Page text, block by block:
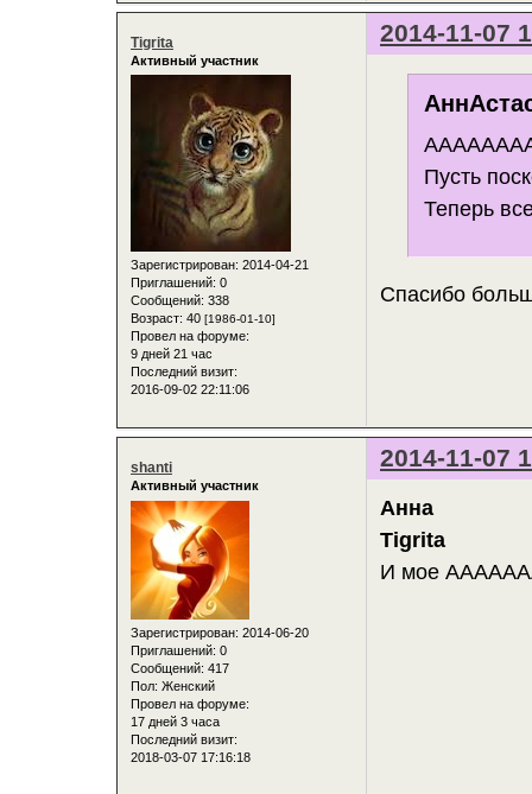
2014-11-07
Tigrita
Активный участник
Зарегистрирован: 2014-04-21
Приглашений: 0
Сообщений: 338
Возраст: 40 [1986-01-10]
Провел на форуме:
9 дней 21 час
Последний визит:
2016-09-02 22:11:06
Пусть
Теперь
Спасибо
2014-11-07
shanti
Активный участник
Зарегистрирован: 2014-06-20
Приглашений: 0
Сообщений: 417
Пол: Женский
Провел на форуме:
17 дней 3 часа
Последний визит:
2018-03-07 17:16:18
Анна
Tigrita
И мое